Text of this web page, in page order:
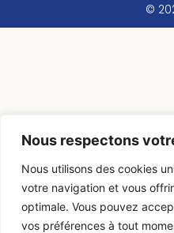
Nous respectons
Nous utilisons des cookies
votre navigation et vous
optimale. Vous pouvez
vos préférences à tout
©